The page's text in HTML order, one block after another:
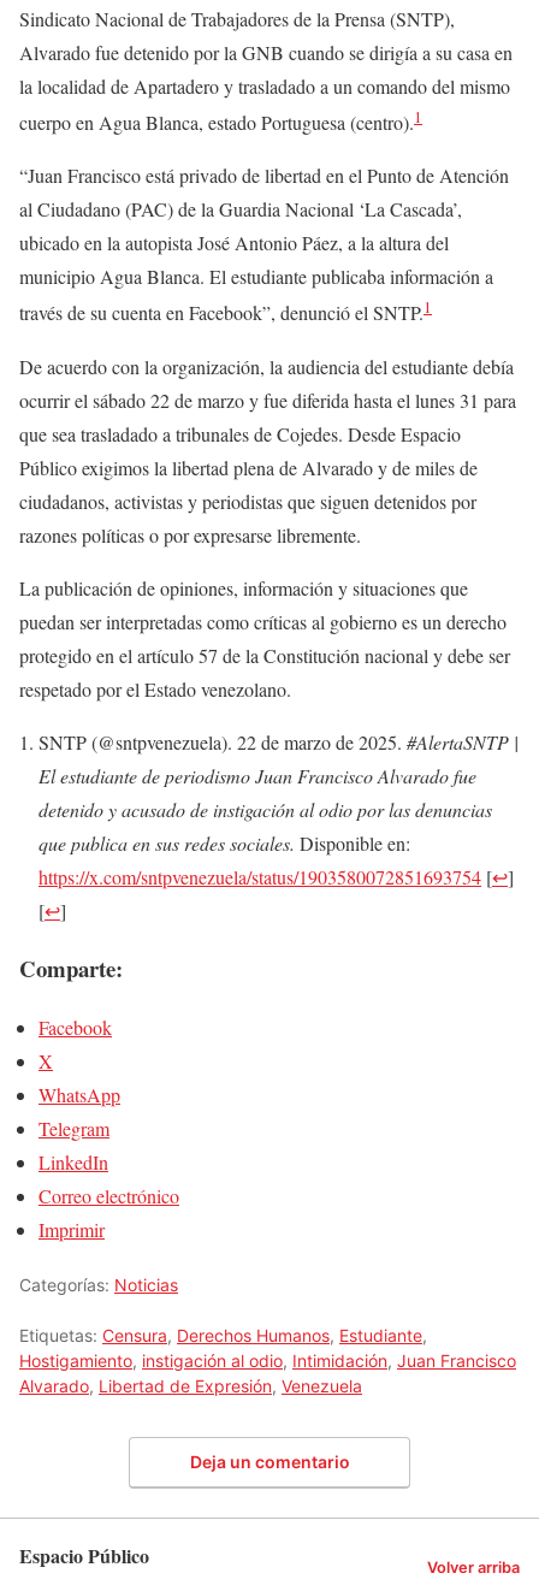
Sindicato Nacional de Trabajadores de la Prensa (SNTP),
Alvarado fue detenido por la GNB cuando se dirigía a su casa en
la localidad de Apartadero y trasladado a un comando del mismo
cuerpo en Agua Blanca, estado Portuguesa (centro).1
“Juan Francisco está privado de libertad en el Punto de Atención
al Ciudadano (PAC) de la Guardia Nacional ‘La Cascada’,
ubicado en la autopista José Antonio Páez, a la altura del
municipio Agua Blanca. El estudiante publicaba información a
través de su cuenta en Facebook”, denunció el SNTP.1
De acuerdo con la organización, la audiencia del estudiante debía
ocurrir el sábado 22 de marzo y fue diferida hasta el lunes 31 para
que sea trasladado a tribunales de Cojedes. Desde Espacio
Público exigimos la libertad plena de Alvarado y de miles de
ciudadanos, activistas y periodistas que siguen detenidos por
razones políticas o por expresarse libremente.
La publicación de opiniones, información y situaciones que
puedan ser interpretadas como críticas al gobierno es un derecho
protegido en el artículo 57 de la Constitución nacional y debe ser
respetado por el Estado venezolano.
SNTP (@sntpvenezuela). 22 de marzo de 2025. #AlertaSNTP |
El estudiante de periodismo Juan Francisco Alvarado fue
detenido y acusado de instigación al odio por las denuncias
que publica en sus redes sociales. Disponible en:
https://x.com/sntpvenezuela/status/1903580072851693754 [↩]
[↩]
Comparte:
Facebook
X
WhatsApp
Telegram
LinkedIn
Correo electrónico
Imprimir
Categorías: Noticias
Etiquetas: Censura, Derechos Humanos, Estudiante,
Hostigamiento, instigación al odio, Intimidación, Juan Francisco
Alvarado, Libertad de Expresión, Venezuela
Deja un comentario
Espacio Público Volver arriba